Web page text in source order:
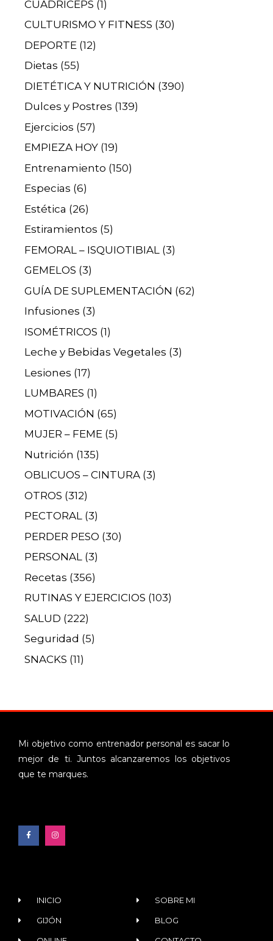
CUÁDRICEPS (1)
CULTURISMO Y FITNESS (30)
DEPORTE (12)
Dietas (55)
DIETÉTICA Y NUTRICIÓN (390)
Dulces y Postres (139)
Ejercicios (57)
EMPIEZA HOY (19)
Entrenamiento (150)
Especias (6)
Estética (26)
Estiramientos (5)
FEMORAL – ISQUIOTIBIAL (3)
GEMELOS (3)
GUÍA DE SUPLEMENTACIÓN (62)
Infusiones (3)
ISOMÉTRICOS (1)
Leche y Bebidas Vegetales (3)
Lesiones (17)
LUMBARES (1)
MOTIVACIÓN (65)
MUJER – FEME (5)
Nutrición (135)
OBLICUOS – CINTURA (3)
OTROS (312)
PECTORAL (3)
PERDER PESO (30)
PERSONAL (3)
Recetas (356)
RUTINAS Y EJERCICIOS (103)
SALUD (222)
Seguridad (5)
SNACKS (11)
Mi objetivo como entrenador personal es sacar lo
mejor de ti. Juntos alcanzaremos los objetivos
que te marques.
INICIO
GIJÓN
SOBRE MI
BLOG